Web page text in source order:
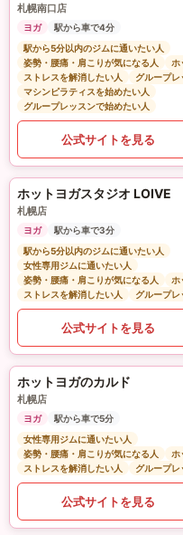
札幌南口店
ヨガ
駅から車で4分
駅から5分以内のジムに通いたい人
姿勢・腰痛・肩こりが気になる人
ホ
ストレスを解消したい人
グループレ
マシンピラティスを始めたい人
グループレッスンで始めたい人
公式サイトを見る
ホットヨガスタジオ LOIVE
札幌店
ヨガ
駅から車で3分
駅から5分以内のジムに通いたい人
女性専用ジムに通いたい人
姿勢・腰痛・肩こりが気になる人
ホ
ストレスを解消したい人
グループレ
公式サイトを見る
ホットヨガのカルド
札幌店
ヨガ
駅から車で5分
女性専用ジムに通いたい人
姿勢・腰痛・肩こりが気になる人
ホ
ストレスを解消したい人
グループレ
公式サイトを見る